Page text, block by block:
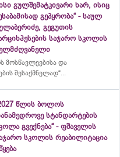
გულშემატკივარი ხარ, ისიც
გეპყრობა“ - საულ
გეგუთის
საჯარო სკოლის
მოსწავლეებისა და
შესაქმნელად“...
წლის ბოლოს
სტანდარტების
გვექნება“ - ფშაველის
სკოლის რეაბილიტაცია